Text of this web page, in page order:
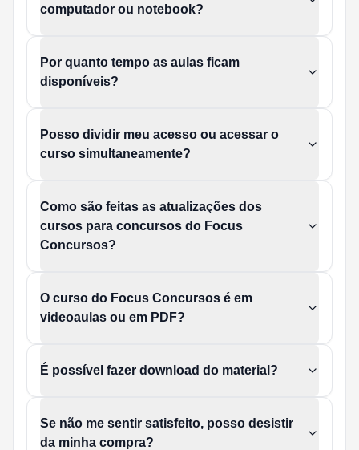
computador ou notebook?
Por quanto tempo as aulas ficam
disponíveis?
Posso dividir meu acesso ou acessar o
curso simultaneamente?
Como são feitas as atualizações dos
cursos para concursos do Focus
Concursos?
O curso do Focus Concursos é em
videoaulas ou em PDF?
É possível fazer download do material?
Se não me sentir satisfeito, posso desistir
da minha compra?